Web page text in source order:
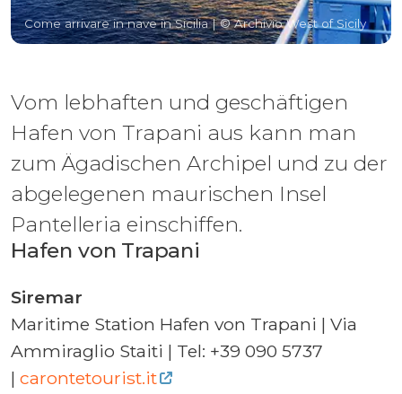
Come arrivare in nave in Sicilia| © Archivio West of Sicily
Vom lebhaften und geschäftigen
Hafen von Trapani aus kann man
zum Ägadischen Archipel und zu der
abgelegenen maurischen Insel
Pantelleria einschiffen.
Hafen von Trapani
Siremar
Maritime Station Hafen von Trapani | Via
Ammiraglio Staiti | Tel: +39 090 5737
| carontetourist.it